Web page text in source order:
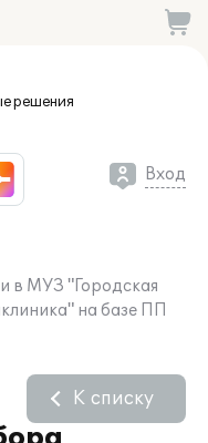
решения
Вход
в МУЗ "Городская
на базе ПП
К списку